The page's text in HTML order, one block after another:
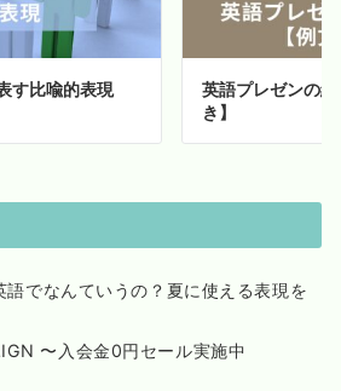
す比喩的表現
英語プレゼンの
き】
語でなんていうの？夏に使える表現を
〜入会金0円セール実施中